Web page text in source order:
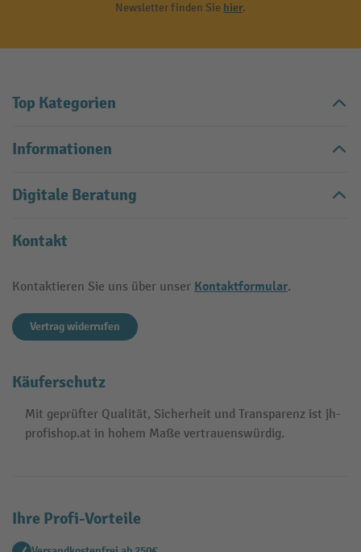
Newsletter finden Sie hier.
Top Kategorien
Informationen
Digitale Beratung
Kontakt
Kontaktieren Sie uns über unser Kontaktformular.
Vertrag widerrufen
Käuferschutz
Mit geprüfter Qualität, Sicherheit und Transparenz ist jh-
profishop.at in hohem Maße vertrauenswürdig.
Ihre Profi-Vorteile